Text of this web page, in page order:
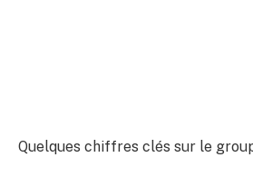
Quelques chiffres clés sur le